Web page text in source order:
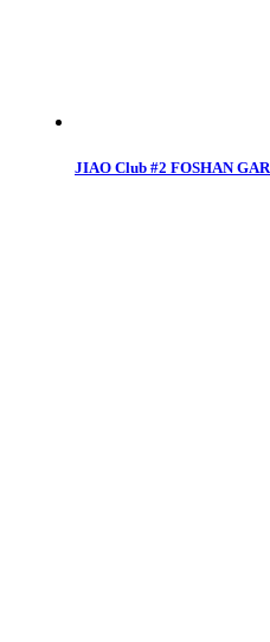
JIAO Club #2 FOSHAN